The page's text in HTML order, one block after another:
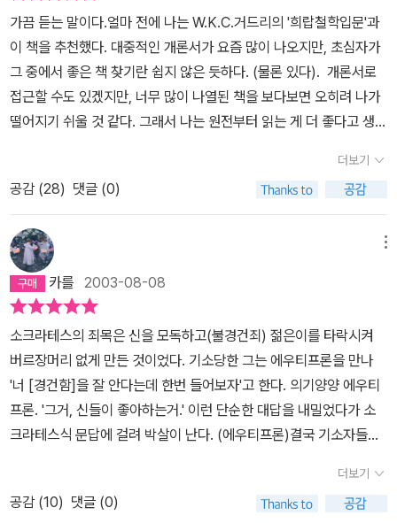
가끔 듣는 말이다.얼마 전에 나는 W.K.C.거드리의 '희랍철학입문'과
이 책을 추천했다. 대중적인 개론서가 요즘 많이 나오지만, 초심자가
그 중에서 좋은 책 찾기란 쉽지 않은 듯하다. (물론 있다). 개론서로
접근할 수도 있겠지만, 너무 많이 나열된 책을 보다보면 오히려 나가
떨어지기 쉬울 것 같다. 그래서 나는 원전부터 읽는 게 더 좋다고 생각
륭한 입문서이기 때문이다. 철학 전체를 개론하는 것(그게 가능한
가?)보다는 특정 주제에 대한 개론이 오히려 더 나을 수 있다.)입문을
위한 책은, 그 내용이 훌륭하면서 동시에 철학의 매력을 느낄 수 있도
록 해주어야 한다. 그의 말과 삶이 모두 철학이었던 소크라테스를 읽
는 건 그런 의미에서 아주 좋은 선택이다. 하물며 그의 최후와 관련된
이 저작들은 철학함이란 무엇인가에 대한 강렬한 도전을 던져준다. 7
0세가 넘은 소크라테스로부터 뭐가 얻어들을 수 있다는 것 자체가 축
복이 아닌가. 더불어, 대화편이라는 형식은 논문식으로 써내려간 글
보다 접근하기 좋다는 장점이 있다. 대화라는 매체를 채용한 이유는
차치하고라도 말이다. 이 책은 소크라테스의 최후와 관련되어 있는 4
부작을 원어로부터 번역해 놓은 것이다. 현재 국내에 이보다 나은 번
역본이 없는 것으로 안다. 특히나 '소크라테스의 변명'은 학교 과제로
잘 나오는 까닭인지는 몰라도 상당히 번역본이 많은 편이다. 그러나
일단 비전공자가 영어에서 중역한 책을 사는 건 낭비이다. 이렇게 전
더보기
공감 (28) 댓글 (0)
카를 2003-08-08
소크라테스의 죄목은 신을 모독하고(불경건죄) 젊은이를 타락시켜
버르장머리 없게 만든 것이었다. 기소당한 그는 에우티프론을 만나
'너 [경건함]을 잘 안다는데 한번 들어보자'고 한다. 의기양양 에우티
프론. '그거, 신들이 좋아하는거.' 이런 단순한 대답을 내밀었다가 소
크라테스식 문답에 걸려 박살이 난다. (에우티프론)결국 기소자들은
마든지 선처를 호소할 수도 판결을 유리하게 끌고 갈 수 았음에도 그
는 젊은이들에게 가르친 문답법이 아테네인의 비위를 상하게 하고,
더보기
공감 (10) 댓글 (0)